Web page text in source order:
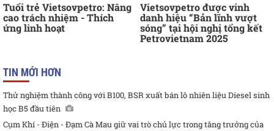
Tuổi trẻ Vietsovpetro: Nâng
cao trách nhiệm - Thích
ứng linh hoạt
Vietsovpetro được vinh
danh hiệu “Bản lĩnh vượt
sóng” tại hội nghị tổng kết
Petrovietnam 2025
TIN MỚI HƠN
Thử nghiệm thành công với B100, BSR xuất bán lô nhiên liệu Diesel sinh
học B5 đầu tiên
Cụm Khí - Điện - Đạm Cà Mau giữ vai trò chủ lực trong tăng trưởng của